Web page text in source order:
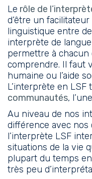
Le rôle de
d’être un
linguistique entre
interprète de
permettre à chacun
comprendre. Il faut
humaine ou l’aide
L’interprète en LSF
communautés,
Au niveau de nos
différence avec nos
l’interprète LSF
situations de la vie
plupart du temps
très peu